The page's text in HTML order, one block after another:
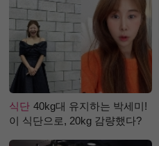
식단 40kg대 유지하는 박세미!
이 식단으로, 20kg 감량했다?